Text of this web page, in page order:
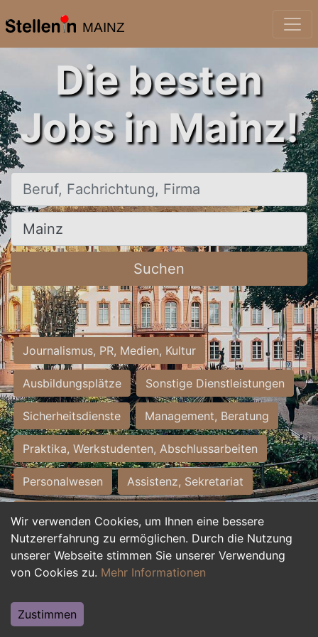
MAINZ
Wir verwenden Cookies, um Ihnen eine bessere
Nutzererfahrung zu ermöglichen. Durch die Nutzung
unserer Webseite stimmen Sie unserer Verwendung
von Cookies zu. Mehr Informationen
Zustimmen
Die besten
Jobs in Mainz!
Beruf, Fachrichtung, Firma
Ort, Stadt
Suchen
Journalismus, PR, Medien, Kultur
Ausbildungsplätze Sonstige Dienstleistungen
Sicherheitsdienste Management, Beratung
Praktika, Werkstudenten, Abschlussarbeiten
Personalwesen Assistenz, Sekretariat
Hilfskräfte, Aushilfs- und Nebenjobs
Einkauf, Logistik, Materialwirtschaft
Weiterbildung, Studium, duale Ausbildung
Tourismus